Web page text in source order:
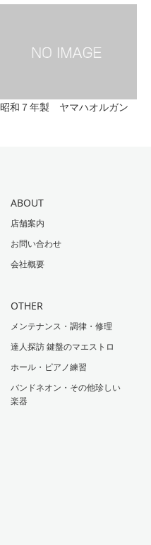
昭和７年製 ヤマハオルガン
ABOUT
店舗案内
お問い合わせ
会社概要
OTHER
メンテナンス・調律・修理
達人探訪 鍵盤のマエストロ
ホール・ピアノ練習
バンドネオン・その他珍しい
楽器